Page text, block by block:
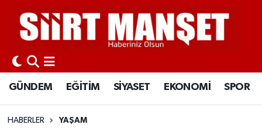
GÜNDEM EĞİTİM SİYASET EKONOMİ SPOR
HABERLER YAŞAM
GÜNDEM
EĞİTİM
SİYASET
Siirt Nöbetçi Eczaneler
Siirt Hava Durumu
Siirt Namaz Vakitleri